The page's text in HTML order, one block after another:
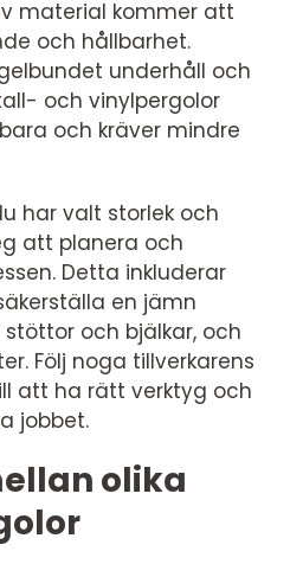
material kommer att
och hållbarhet.
underhåll och
och vinylpergolor
och kräver mindre
har valt storlek och
att planera och
Detta inkluderar
en jämn
och bjälkar, och
Följ noga tillverkarens
att ha rätt verktyg och
jobbet.
olika